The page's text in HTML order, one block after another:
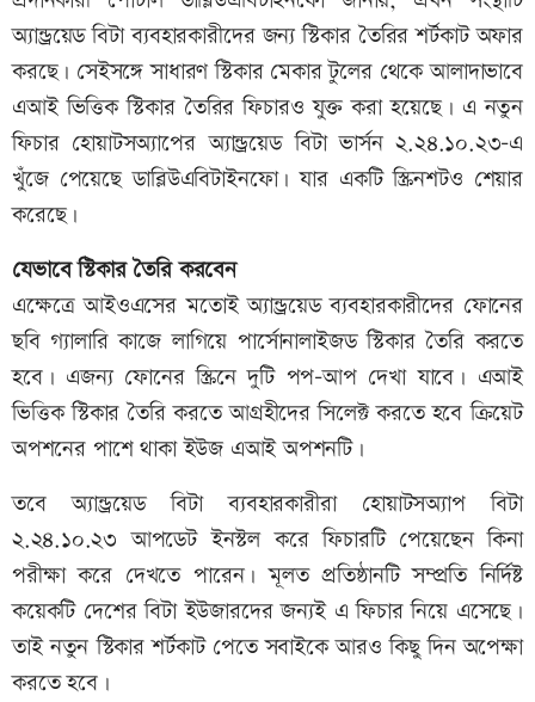
অ্যান্ড্রয়েড বিটা ব্যবহারকারীদের জন্য স্টিকার তৈরির শর্টকাট অফার
করছে। সেইসঙ্গে সাধারণ স্টিকার মেকার টুলের থেকে আলাদাভাবে
এআই ভিত্তিক স্টিকার তৈরির ফিচারও যুক্ত করা হয়েছে। এ নতুন
ফিচার হোয়াটসঅ্যাপের অ্যান্ড্রয়েড বিটা ভার্সন ২.২৪.১০.২৩-এ
খুঁজে পেয়েছে ডাব্লিউএবিটাইনফো। যার একটি স্ক্রিনশটও শেয়ার
করেছে।
যেভাবে স্টিকার তৈরি করবেন
এক্ষেত্রে আইওএসের মতোই অ্যান্ড্রয়েড ব্যবহারকারীদের ফোনের
ছবি গ্যালারি কাজে লাগিয়ে পার্সোনালাইজড স্টিকার তৈরি করতে
হবে। এজন্য ফোনের স্ক্রিনে দুটি পপ-আপ দেখা যাবে। এআই
ভিত্তিক স্টিকার তৈরি করতে আগ্রহীদের সিলেক্ট করতে হবে ক্রিয়েট
অপশনের পাশে থাকা ইউজ এআই অপশনটি।
তবে অ্যান্ড্রয়েড বিটা ব্যবহারকারীরা হোয়াটসঅ্যাপ বিটা
২.২৪.১০.২৩ আপডেট ইনস্টল করে ফিচারটি পেয়েছেন কিনা
পরীক্ষা করে দেখতে পারেন। মূলত প্রতিষ্ঠানটি সম্প্রতি নির্দিষ্ট
কয়েকটি দেশের বিটা ইউজারদের জন্যই এ ফিচার নিয়ে এসেছে।
তাই নতুন স্টিকার শর্টকাট পেতে সবাইকে আরও কিছু দিন অপেক্ষা
করতে হবে।